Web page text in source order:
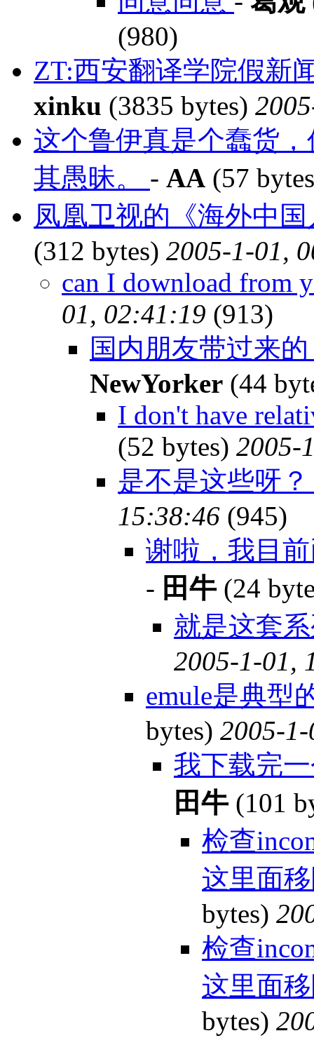
(980)
ZT:西安翻译学院假新
xinku (3835 bytes)
这个鲁伊真是个蠢货
其愚昧。 - AA (57
凤凰卫视的《海外中
(312 bytes) 2005-1-01,
can I download from
01, 02:41:19 (913)
国内朋友带过来
NewYorker (44
I don't have
(52 bytes) 2005-
是不是这些呀
15:38:46 (945)
谢啦，我目
- 田牛(24
就是这套
2005-1-01,
emule是典型
bytes) 2005-
我下载完
田牛(101
检查
这里面
bytes)
检查
这里面
bytes)